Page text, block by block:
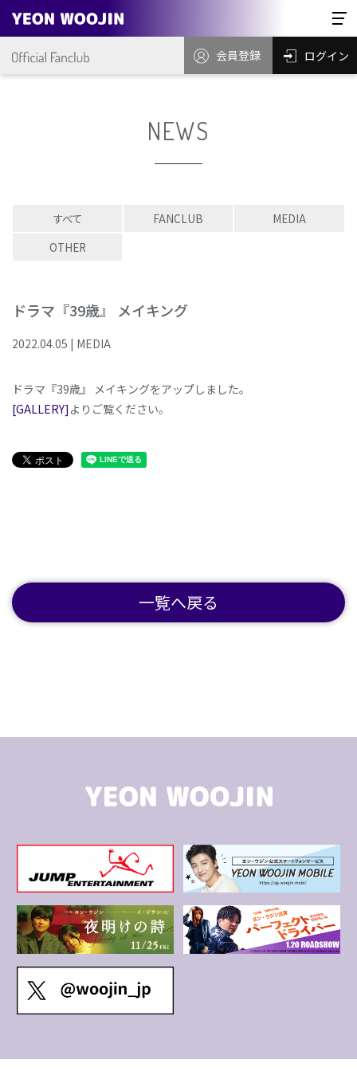
会員登録 ログイン
NEWS
すべて FANCLUB
MEDIA
OTHER
ドラマ『39歳』 メイキング
2022.04.05 | MEDIA
ドラマ『39歳』 メイキングをアップしました。
[GALLERY] よりご覧ください。
一覧へ戻る